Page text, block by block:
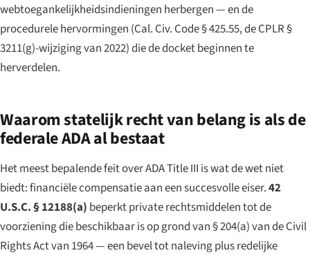
webtoegankelijkheidsindieningen herbergen — en de
procedurele hervormingen (Cal. Civ. Code § 425.55, de CPLR §
3211(g)-wijziging van 2022) die de docket beginnen te
herverdelen.
Waarom statelijk recht van belang is als de
federale ADA al bestaat
Het meest bepalende feit over ADA Title III is wat de wetniet
biedt: financiële compensatie aan een succesvolle eiser.42
U.S.C. § 12188(a) beperkt private rechtsmiddelen tot de
voorziening die beschikbaar is op grond van § 204(a) van de Civil
Rights Act van 1964 — een bevel tot naleving plus redelijke